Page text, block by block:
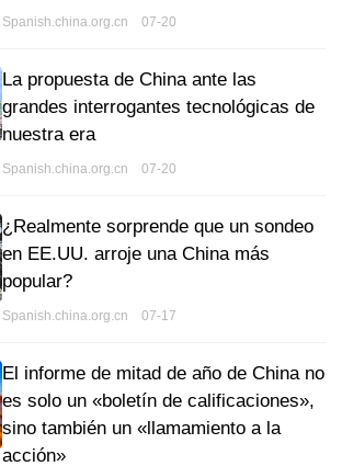
Spanish.china.org.cn 07-20
La propuesta de China ante las
grandes interrogantes tecnológicas de
nuestra era
Spanish.china.org.cn 07-20
¿Realmente sorprende que un sondeo
en EE.UU. arroje una China más
popular?
Spanish.china.org.cn 07-17
El informe de mitad de año de China no
es solo un «boletín de calificaciones»,
sino también un «llamamiento a la
acción»